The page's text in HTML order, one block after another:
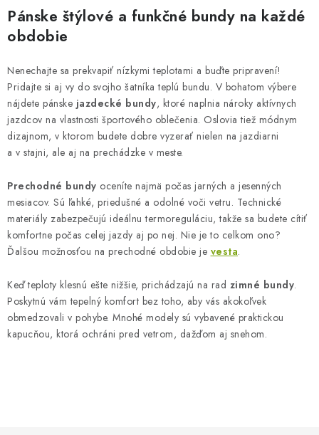
i
e
p
r
v
k
y
v
ý
p
i
s
u
Pánske štýlové a funkčné bundy na každé
obdobie
Nenechajte sa prekvapiť nízkymi teplotami a buďte pripravení!
Pridajte si aj vy do svojho šatníka teplú bundu. V bohatom výbere
nájdete pánske jazdecké bundy, ktoré naplnia nároky aktívnych
jazdcov na vlastnosti športového oblečenia. Oslovia tiež módnym
dizajnom, v ktorom budete dobre vyzerať nielen na jazdiarni
a v stajni, ale aj na prechádzke v meste.
Prechodné bundy oceníte najmä počas jarných a jesenných
mesiacov. Sú ľahké, priedušné a odolné voči vetru. Technické
materiály zabezpečujú ideálnu termoreguláciu, takže sa budete cítiť
komfortne počas celej jazdy aj po nej. Nie je to celkom ono?
Ďalšou možnosťou na prechodné obdobie je vesta.
Keď teploty klesnú ešte nižšie, prichádzajú na rad zimné bundy.
Poskytnú vám tepelný komfort bez toho, aby vás akokoľvek
obmedzovali v pohybe. Mnohé modely sú vybavené praktickou
kapucňou, ktorá ochráni pred vetrom, dažďom aj snehom.